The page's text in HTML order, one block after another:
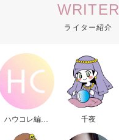
WRITER
ライター紹介
ハウコレ編集
千夜